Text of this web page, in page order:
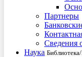
Партнеры
Сведения
Наука